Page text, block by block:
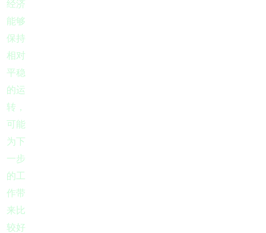
经济
能够
保持
相对
平稳
的运
转，
可能
为下
一步
的工
作带
来比
较好